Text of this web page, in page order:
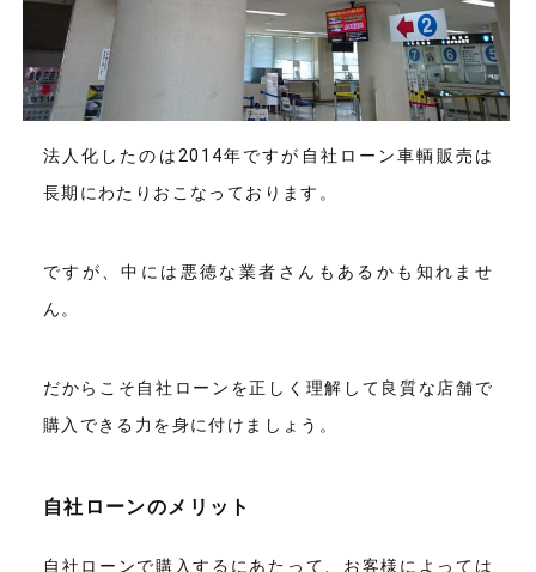
法人化したのは2014年ですが自社ローン車輌販売は
長期にわたりおこなっております。
ですが、中には悪徳な業者さんもあるかも知れませ
ん。
だからこそ自社ローンを正しく理解して良質な店舗で
購入できる力を身に付けましょう。
自社ローンのメリット
自社ローンで購入するにあたって、お客様によっては